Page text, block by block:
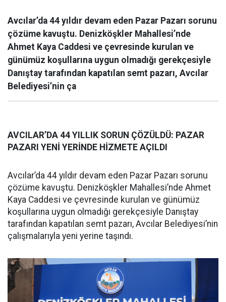
Avcılar’da 44 yıldır devam eden Pazar Pazarı sorunu
çözüme kavuştu. Denizköşkler Mahallesi’nde
Ahmet Kaya Caddesi ve çevresinde kurulan ve
günümüz koşullarına uygun olmadığı gerekçesiyle
Danıştay tarafından kapatılan semt pazarı, Avcılar
Belediyesi’nin ça
AVCILAR’DA 44 YILLIK SORUN ÇÖZÜLDÜ: PAZAR
PAZARI YENİ YERİNDE HİZMETE AÇILDI
Avcılar’da 44 yıldır devam eden Pazar Pazarı sorunu
çözüme kavuştu. Denizköşkler Mahallesi’nde Ahmet
Kaya Caddesi ve çevresinde kurulan ve günümüz
koşullarına uygun olmadığı gerekçesiyle Danıştay
tarafından kapatılan semt pazarı, Avcılar Belediyesi’nin
çalışmalarıyla yeni yerine taşındı.